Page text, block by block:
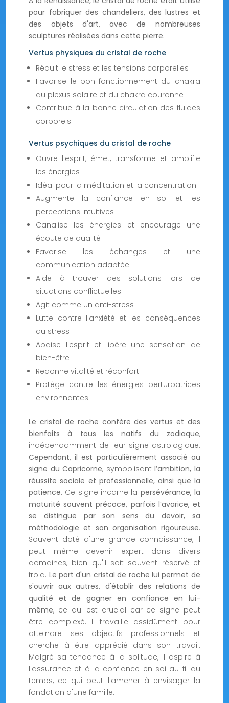
pour fabriquer des chandeliers, des lustres et
des objets d'art, avec de nombreuses
sculptures réalisées dans cette pierre.
Vertus physiques du cristal de roche
Réduit le stress et les tensions corporelles
Favorise le bon fonctionnement du chakra
du plexus solaire et du chakra couronne
Contribue à la bonne circulation des fluides
corporels
Vertus psychiques du cristal de roche
Ouvre l'esprit, émet, transforme et amplifie
les énergies
Idéal pour la méditation et la concentration
Augmente la confiance en soi et les
perceptions intuitives
Canalise les énergies et encourage une
écoute de qualité
Favorise les échanges et une
communication adaptée
Aide à trouver des solutions lors de
situations conflictuelles
Agit comme un anti-stress
Lutte contre l'anxiété et les conséquences
du stress
Apaise l'esprit et libère une sensation de
bien-être
Redonne vitalité et réconfort
Protège contre les énergies perturbatrices
environnantes
Le cristal de roche confère des vertus et des
bienfaits à tous les natifs du zodiaque,
indépendamment de leur signe astrologique.
Cependant, il est particulièrement associé au
signe du Capricorne, symbolisantl’ambition, la
réussite sociale et professionnelle, ainsi que la
patience. Ce signe incarne la persévérance, la
maturité souvent précoce, parfois l’avarice, et
se distingue par son sens du devoir, sa
méthodologie et son organisation rigoureuse.
Souvent doté d'une grande connaissance, il
peut même devenir expert dans divers
domaines, bien qu'il soit souvent réservé et
froid. Le port d'un cristal de roche lui permet de
s'ouvrir aux autres, d'établir des relations de
qualité et de gagner en confiance en lui-
même, ce qui est crucial car ce signe peut
être complexé. Il travaille assidûment pour
atteindre ses objectifs professionnels et
cherche à être apprécié dans son travail.
Malgré sa tendance à la solitude, il aspire à
l'assurance et à la confiance en soi au fil du
temps, ce qui peut l'amener à envisager la
fondation d'une famille.